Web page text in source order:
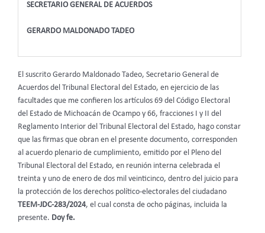
SECRETARIO GENERAL DE ACUERDOS
GERARDO MALDONADO TADEO
El suscrito Gerardo Maldonado Tadeo, Secretario General de
Acuerdos del Tribunal Electoral del Estado, en ejercicio de las
facultades que me confieren los artículos 69 del Código Electoral
del Estado de Michoacán de Ocampo y 66, fracciones I y II del
Reglamento Interior del Tribunal Electoral del Estado, hago constar
que las firmas que obran en el presente documento, corresponden
al acuerdo plenario de cumplimiento, emitido por el Pleno del
Tribunal Electoral del Estado, en reunión interna celebrada el
treinta y uno de enero de dos mil veinticinco, dentro del juicio para
la protección de los derechos político-electorales del ciudadano
TEEM-JDC-283/2024, el cual consta de ocho páginas, incluida la
presente. Doy fe.